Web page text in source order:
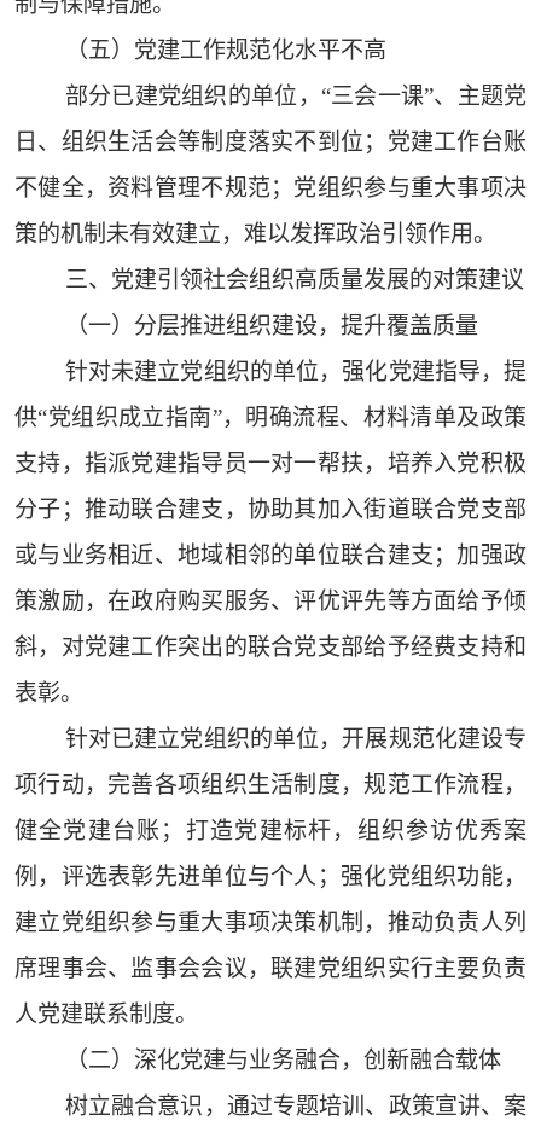
（五）党建工作规范化水平不高
部分已建党组织的单位，“三会一课”、主题党
日、组织生活会等制度落实不到位；党建工作台账
不健全，资料管理不规范；党组织参与重大事项决
策的机制未有效建立，难以发挥政治引领作用。
三、党建引领社会组织高质量发展的对策建议
（一）分层推进组织建设，提升覆盖质量
针对未建立党组织的单位，强化党建指导，提
供“党组织成立指南”，明确流程、材料清单及政策
支持，指派党建指导员一对一帮扶，培养入党积极
分子；推动联合建支，协助其加入街道联合党支部
或与业务相近、地域相邻的单位联合建支；加强政
策激励，在政府购买服务、评优评先等方面给予倾
斜，对党建工作突出的联合党支部给予经费支持和
表彰。
针对已建立党组织的单位，开展规范化建设专
项行动，完善各项组织生活制度，规范工作流程，
健全党建台账；打造党建标杆，组织参访优秀案
例，评选表彰先进单位与个人；强化党组织功能，
建立党组织参与重大事项决策机制，推动负责人列
席理事会、监事会会议，联建党组织实行主要负责
人党建联系制度。
（二）深化党建与业务融合，创新融合载体
树立融合意识，通过专题培训、政策宣讲、案